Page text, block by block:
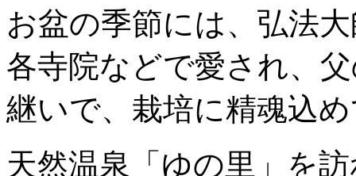
お盆の季節には、弘法
各寺院などで愛され、
継いで、栽培に精魂込
天然温泉「ゆの里」を